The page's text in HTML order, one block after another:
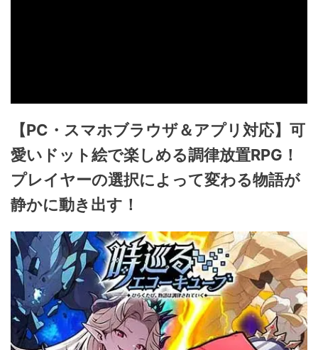
【PC・スマホブラウザ＆アプリ対応】可
愛いドット絵で楽しめる調律放置RPG！
プレイヤーの選択によって変わる物語が
静かに動き出す！